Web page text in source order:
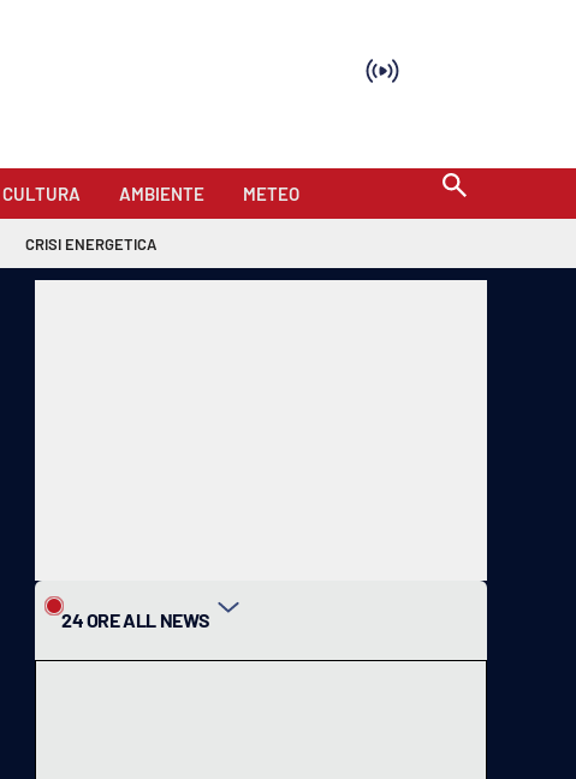
CULTURA AMBIENTE METEO
CRISI ENERGETICA
24 ORE ALL NEWS